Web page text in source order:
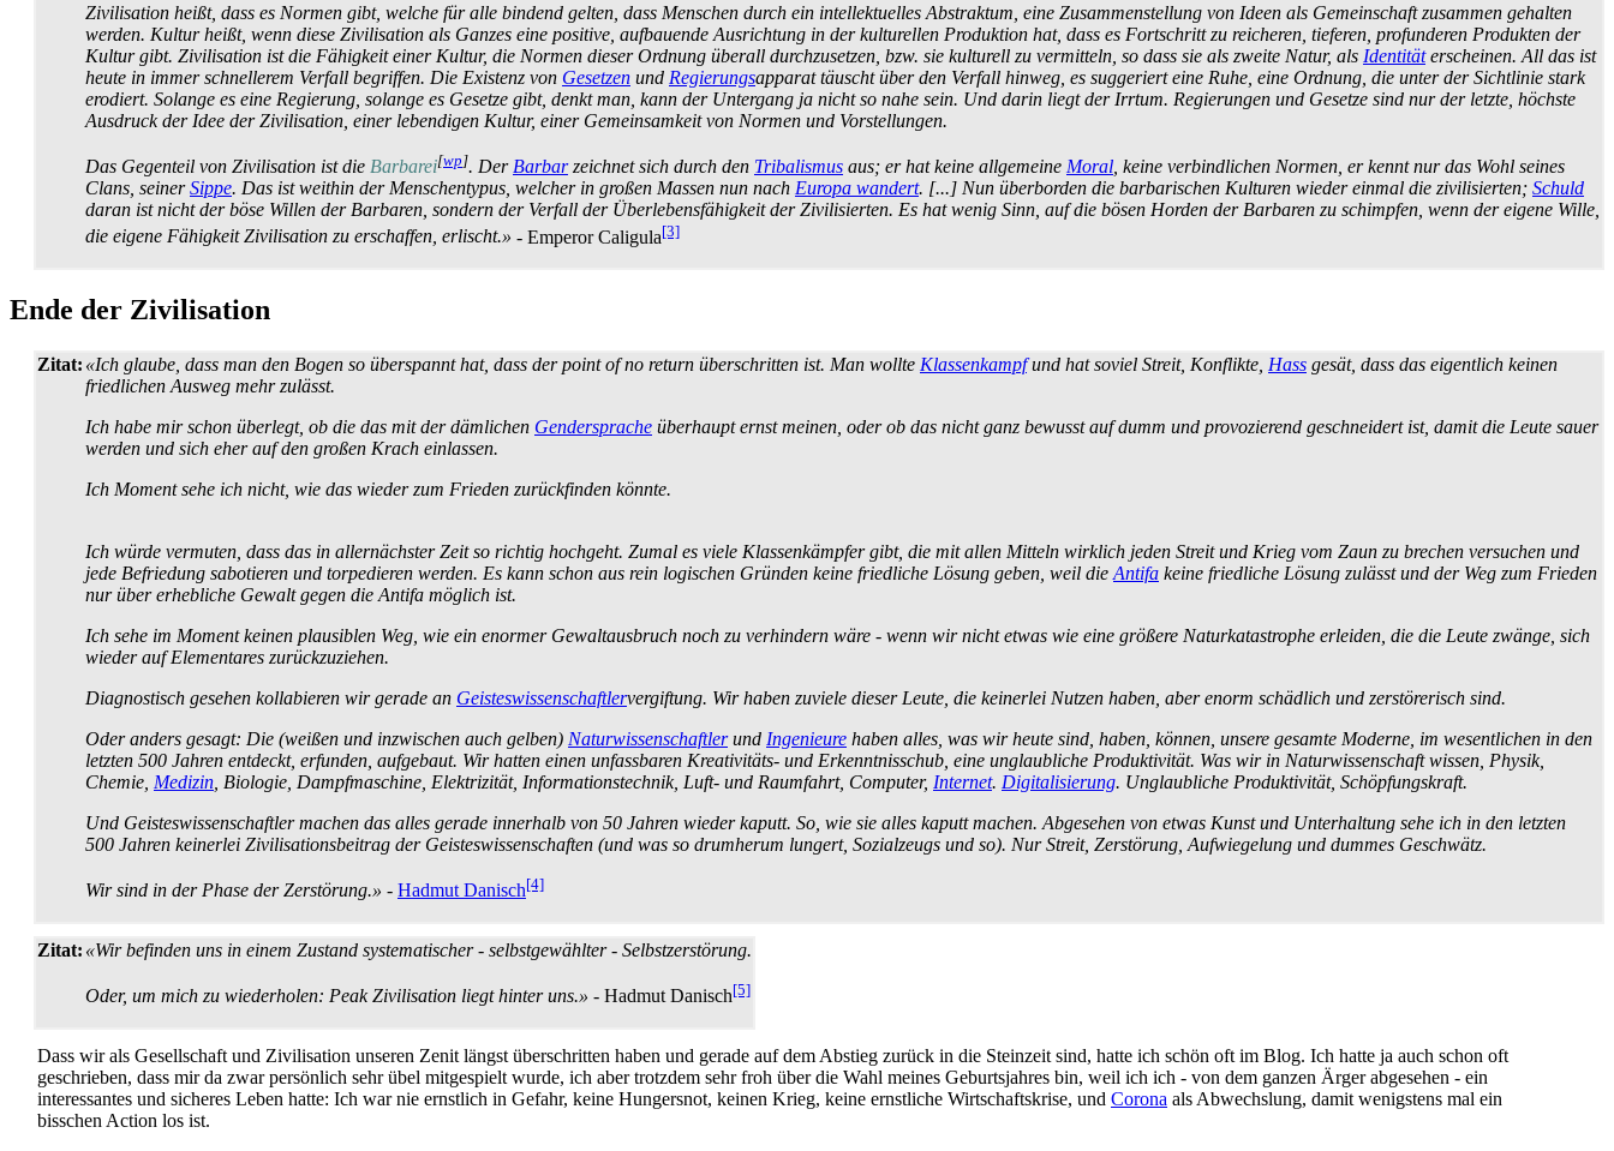
Zivilisation heißt, dass es Normen gibt, welche für alle bindend gelten, dass Menschen durch ein intellektuelles Abstraktum, eine Zusammen­stellung von Ideen als Gemeinschaft zusammen gehalten
werden. Kultur heißt, wenn diese Zivilisation als Ganzes eine positive, aufbauende Ausrichtung in der kulturellen Produktion hat, dass es Fortschritt zu reicheren, tieferen, profunderen Produkten der
Kultur gibt. Zivilisation ist die Fähigkeit einer Kultur, die Normen dieser Ordnung überall durch­zu­setzen, bzw. sie kulturell zu vermitteln, so dass sie als zweite Natur, als Identitäterscheinen. All das ist
heute in immer schnellerem Verfall begriffen. Die Existenz von Gesetzen und Regierungs­apparat täuscht über den Verfall hinweg, es suggeriert eine Ruhe, eine Ordnung, die unter der Sichtlinie stark
erodiert. Solange es eine Regierung, solange es Gesetze gibt, denkt man, kann der Untergang ja nicht so nahe sein. Und darin liegt der Irrtum. Regierungen und Gesetze sind nur der letzte, höchste
Ausdruck der Idee der Zivilisation, einer lebendigen Kultur, einer Gemeinsamkeit von Normen und Vorstellungen.
Das Gegenteil von Zivilisation ist die Barbarei[wp]. Der Barbarzeichnet sich durch den Tribalismus aus; er hat keine allgemeine Moral , keine verbindlichen Normen, er kennt nur das Wohl seines
Clans, seinerSippe. Das ist weithin der Menschentypus, welcher in großen Massen nun nach Europa wandert. [...] Nun überborden die barbarischen Kulturen wieder einmal die zivilisierten; Schuld
daran ist nicht der böse Willen der Barbaren, sondern der Verfall der Über­lebens­fähigkeit der Zivilisierten. Es hat wenig Sinn, auf die bösen Horden der Barbaren zu schimpfen, wenn der eigene Wille,
die eigene Fähigkeit Zivilisation zu erschaffen, erlischt.» - Emperor Caligula[3]
Ende der Zivilisation
Zitat: «Ich glaube, dass man den Bogen so überspannt hat, dass der point of no return überschritten ist. Man wollte Klassenkampfund hat soviel Streit, Konflikte, Hass gesät, dass das eigentlich keinen
friedlichen Ausweg mehr zulässt.
Ich habe mir schon überlegt, ob die das mit der dämlichen Gendersprache überhaupt ernst meinen, oder ob das nicht ganz bewusst auf dumm und provozierend geschneidert ist, damit die Leute sauer
werden und sich eher auf den großen Krach einlassen.
Ich Moment sehe ich nicht, wie das wieder zum Frieden zurückfinden könnte.
Ich würde vermuten, dass das in allernächster Zeit so richtig hochgeht. Zumal es viele Klassen­kämpfer gibt, die mit allen Mitteln wirklich jeden Streit und Krieg vom Zaun zu brechen versuchen und
jede Befriedung sabotieren und torpedieren werden. Es kann schon aus rein logischen Gründen keine friedliche Lösung geben, weil die Antifa keine friedliche Lösung zulässt und der Weg zum Frieden
nur über erhebliche Gewalt gegen die Antifa möglich ist.
Ich sehe im Moment keinen plausiblen Weg, wie ein enormer Gewaltausbruch noch zu verhindern wäre - wenn wir nicht etwas wie eine größere Natur­katastrophe erleiden, die die Leute zwänge, sich
wieder auf Elementares zurück­zu­ziehen.
Diagnostisch gesehen kollabieren wir gerade an Geisteswissenschaftler­vergiftung. Wir haben zuviele dieser Leute, die keinerlei Nutzen haben, aber enorm schädlich und zerstörerisch sind.
Oder anders gesagt: Die (weißen und inzwischen auch gelben) Naturwissenschaftlerund Ingenieure haben alles, was wir heute sind, haben, können, unsere gesamte Moderne, im wesentlichen in den
letzten 500 Jahren entdeckt, erfunden, aufgebaut. Wir hatten einen unfassbaren Kreativitäts- und Erkenntnis­schub, eine unglaubliche Produktivität. Was wir in Natur­wissenschaft wissen, Physik,
Chemie, Medizin , Biologie, Dampf­maschine, Elektrizität, Informations­technik, Luft- und Raumfahrt, Computer, Internet. Digitalisierung. Unglaubliche Produktivität, Schöpfungskraft.
Und Geisteswissenschaftler machen das alles gerade innerhalb von 50 Jahren wieder kaputt. So, wie sie alles kaputt machen. Abgesehen von etwas Kunst und Unterhaltung sehe ich in den letzten
500 Jahren keinerlei Zivilisations­beitrag der Geistes­wissen­schaften (und was so drumherum lungert, Sozialzeugs und so). Nur Streit, Zerstörung, Aufwiegelung und dummes Geschwätz.
Wir sind in der Phase der Zerstörung.» - Hadmut Danisch[4]
Zitat: «Wir befinden uns in einem Zustand systematischer - selbstgewählter - Selbstzerstörung.
Oder, um mich zu wiederholen: Peak Zivilisation liegt hinter uns.» - Hadmut Danisch[5]
Dass wir als Gesellschaft und Zivilisation unseren Zenit längst überschritten haben und gerade auf dem Abstieg zurück in die Steinzeit sind, hatte ich schön oft im Blog. Ich hatte ja auch schon oft
geschrieben, dass mir da zwar persönlich sehr übel mitgespielt wurde, ich aber trotzdem sehr froh über die Wahl meines Geburtsjahres bin, weil ich ich - von dem ganzen Ärger abgesehen - ein
interessantes und sicheres Leben hatte: Ich war nie ernstlich in Gefahr, keine Hungersnot, keinen Krieg, keine ernstliche Wirtschaftskrise, und Corona als Abwechslung, damit wenigstens mal ein
bisschen Action los ist.